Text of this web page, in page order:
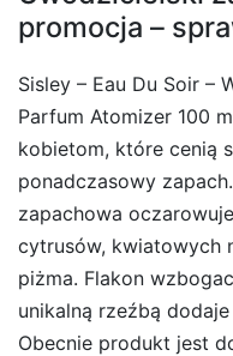
promocja –
Sisley – Eau Du Soir –
Parfum Atomizer 100
kobietom, które cenią
ponadczasowy
zapachowa
cytrusów, kwiatowych
piżma. Flakon
unikalną rzeźbą
Obecnie produkt jest